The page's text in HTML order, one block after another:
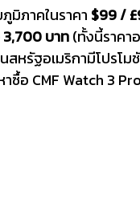
มิภาคในราคา $99 /
บาท(ทั้งนี้ราคา
สหรัฐอเมริกามีโปรโ
อ CMF Watch 3